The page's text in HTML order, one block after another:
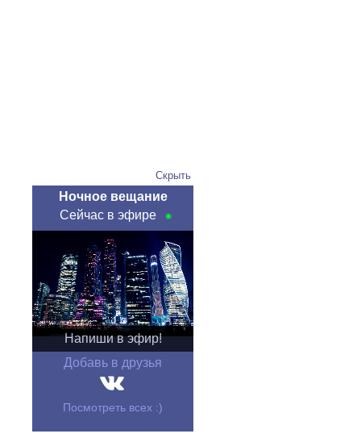
Скрыть
Ночное вещание
Сейчас в эфире
Напиши в эфир!
Добавь в друзья
Посмотреть всех :)